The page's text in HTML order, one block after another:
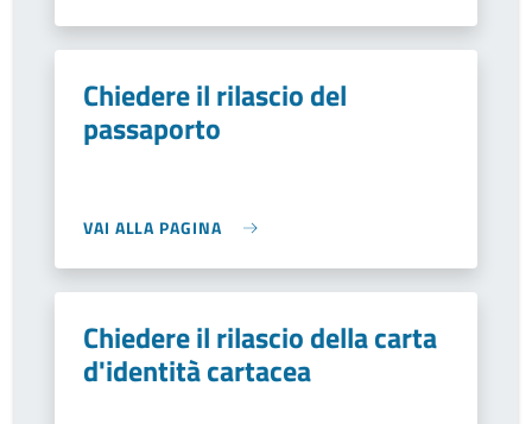
Chiedere il rilascio del
passaporto
VAI ALLA PAGINA
Chiedere il rilascio della carta
d'identità cartacea